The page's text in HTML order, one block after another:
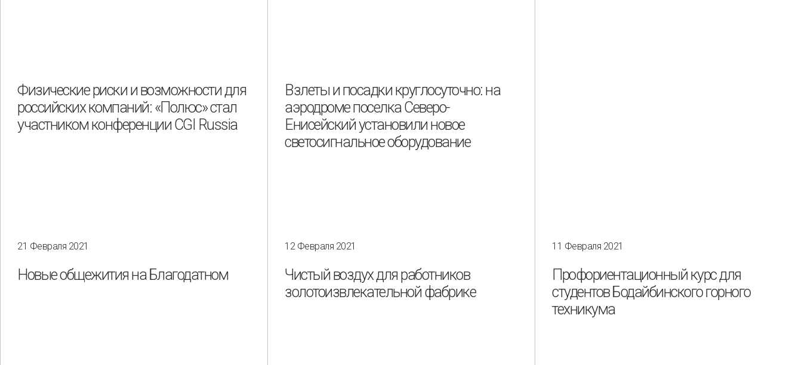
Физические риски и возможности для
российских компаний: «Полюс» стал
участником конференции CGI Russia
Взлеты и посадки круглосуточно: на
аэродроме поселка Северо-
Енисейский установили новое
светосигнальное оборудование
21 Февраля 2021
Новые общежития на Благодатном
12 Февраля 2021
Чистый воздух для работников
золотоизвлекательной фабрике
11 Февраля 2021
Профориентационный курс для
студентов Бодайбинского горного
техникума